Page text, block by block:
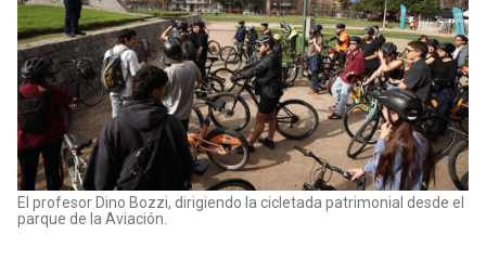
El profesor Dino Bozzi, dirigiendo la cicletada patrimonial desde el
parque de la Aviación.